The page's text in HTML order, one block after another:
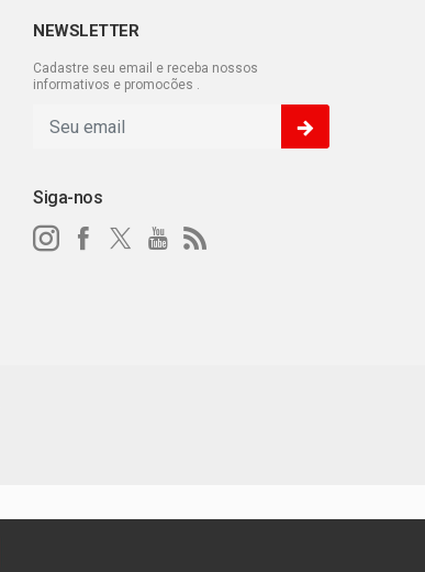
NEWSLETTER
Cadastre seu email e receba nossos
informativos e promocões .
Siga-nos